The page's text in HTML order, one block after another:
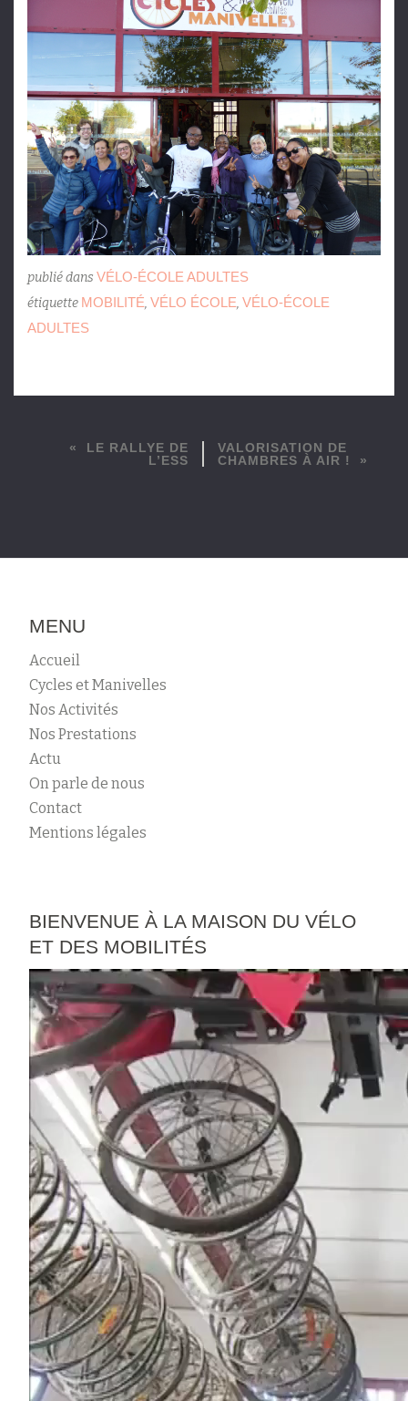
publié dans VÉLO-ÉCOLE ADULTES
étiquette MOBILITÉ, VÉLO ÉCOLE, VÉLO-ÉCOLE
ADULTES
LE RALLYE DE
L’ESS
VALORISATION DE
CHAMBRES À AIR !
MENU
Accueil
Cycles et Manivelles
Nos Activités
Nos Prestations
Actu
On parle de nous
Contact
Mentions légales
BIENVENUE À LA MAISON DU VÉLO
ET DES MOBILITÉS